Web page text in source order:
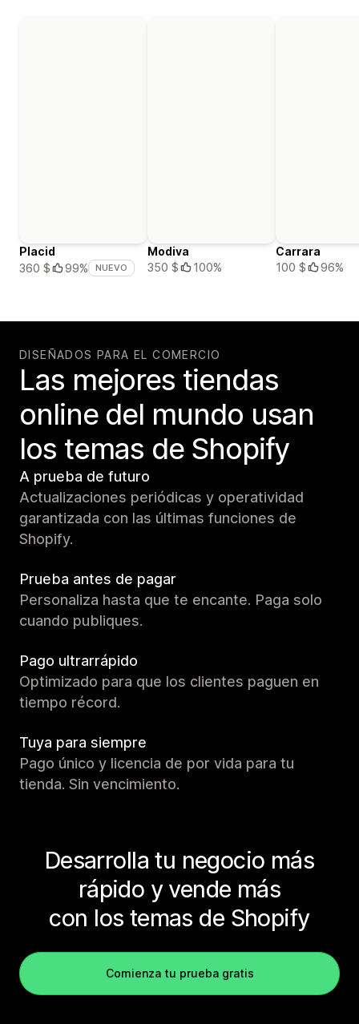
Placid
360 $
99% NUEVO
Modiva
350 $
100%
Carrara
100 $
96%
DISEÑADOS PARA EL COMERCIO
Las mejores tiendas
online del mundo usan
los temas de Shopify
A prueba de futuro
Actualizaciones periódicas y operatividad
garantizada con las últimas funciones de
Shopify.
Prueba antes de pagar
Personaliza hasta que te encante. Paga solo
cuando publiques.
Pago ultrarrápido
Optimizado para que los clientes paguen en
tiempo récord.
Tuya para siempre
Pago único y licencia de por vida para tu
tienda. Sin vencimiento.
Desarrolla tu negocio más
rápido y vende más
con los temas de Shopify
Comienza tu prueba gratis